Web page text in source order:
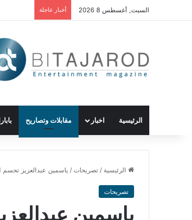
السبت, أغسطس 8 2026 أخبار عاجلة
الرئيسية اخبار مقابلات وتصاريح
الرئيسية / تصريحات / ياسمين عبدالعزيز تحسم
تصريحات
ياسمين